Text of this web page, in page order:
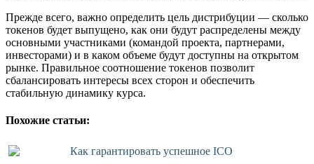
Прежде всего, важно определить цель дистрибуции — сколько
токенов будет выпущено, как они будут распределены между
основными участниками (командой проекта, партнерами,
инвесторами) и в каком объеме будут доступны на открытом
рынке. Правильное соотношение токенов позволит
сбалансировать интересы всех сторон и обеспечить
стабильную динамику курса.
Похожие статьи:
Как гарантировать успешное ICO